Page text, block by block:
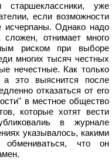
уже
если возможности
исчерпаны. Однако надо
отнимает много
риском при выборе
многих тысяч честных
нечестные. Как только
а это выяснится после
отказаться от его
в местное общество
которые хотят вести
в журнале
указывалось, какими
обмениваться, что он